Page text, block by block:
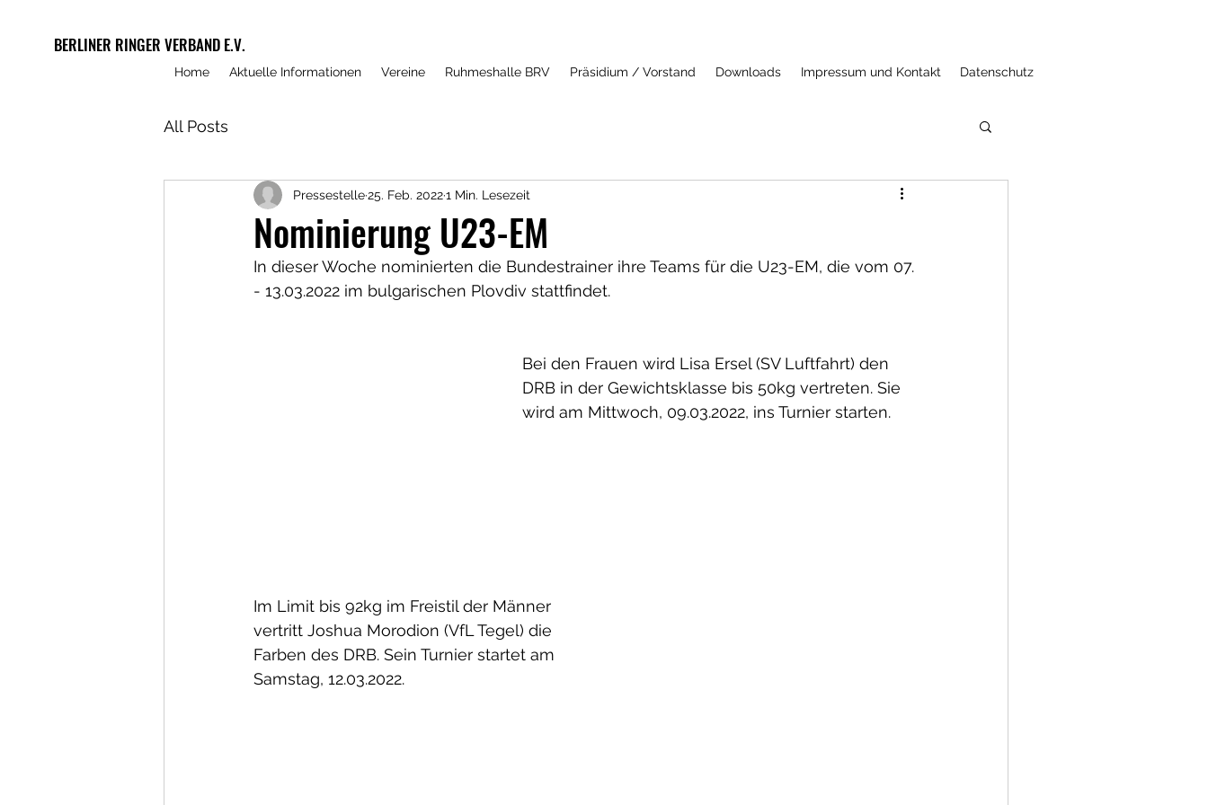
BERLINER RINGER VERBAND E.V.
Home Aktuelle Informationen Vereine Ruhmeshalle BRV Präsidium / Vorstand Downloads Impressum und Kontakt Datenschutz
All Posts
Nominierung U23-EM
Pressestelle25. Feb. 20221 Min. Lesezeit
In dieser Woche nominierten die Bundestrainer ihre Teams für die U23-EM, die vom 07.
- 13.03.2022 im bulgarischen Plovdiv stattfindet.
Bei den Frauen wird Lisa Ersel (SV Luftfahrt) den
DRB in der Gewichtsklasse bis 50kg vertreten. Sie
wird am Mittwoch, 09.03.2022, ins Turnier starten.
Im Limit bis 92kg im Freistil der Männer
vertritt Joshua Morodion (VfL Tegel) die
Farben des DRB. Sein Turnier startet am
Samstag, 12.03.2022.